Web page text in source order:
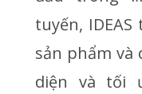
tuyến,
sản phẩm và
diện và tối